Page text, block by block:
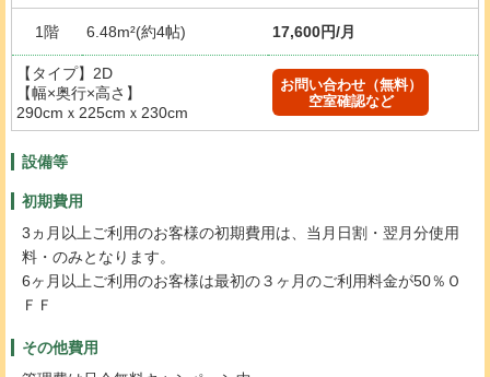
1階 6.48m²(約4帖) 17,600円/月
【タイプ】2D
【幅×奥行×高さ】
290cmｘ225cmｘ230cm
お問い合わせ（無料）
空室確認など
設備等
初期費用
3ヵ月以上ご利用のお客様の初期費用は、当月日割・翌月分使用
料・のみとなります。
6ヶ月以上ご利用のお客様は最初の３ヶ月のご利用料金が50％Ｏ
ＦＦ
その他費用